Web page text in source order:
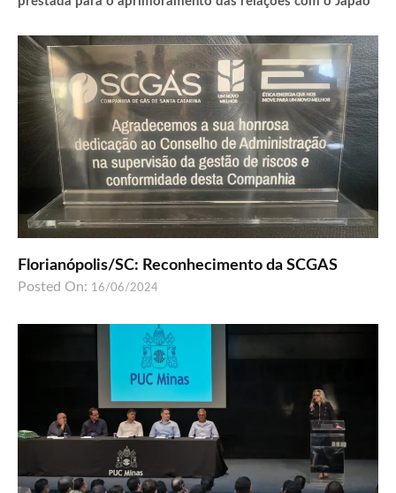
Florianópolis/SC: Reconhecimento da SCGAS
Posted On: 16/06/2024